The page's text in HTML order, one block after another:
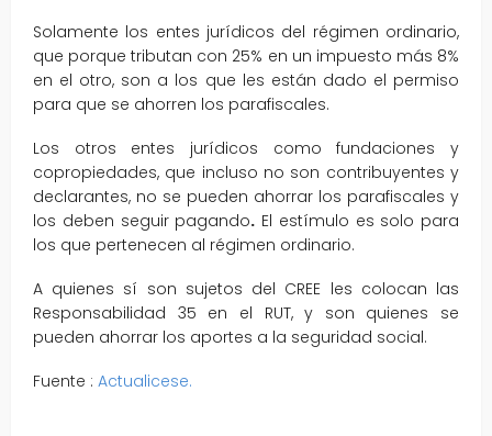
Solamente los entes jurídicos del régimen ordinario,
que porque tributan con 25% en un impuesto más 8%
en el otro, son a los que les están dado el permiso
para que se ahorren los parafiscales.
Los otros entes jurídicos como fundaciones y
copropiedades, que incluso no son contribuyentes y
declarantes, no se pueden ahorrar los parafiscales y
los deben seguir pagando. El estímulo es solo para
los que pertenecen al régimen ordinario.
A quienes sí son sujetos del CREE les colocan las
Responsabilidad 35 en el RUT, y son quienes se
pueden ahorrar los aportes a la seguridad social.
Fuente : Actualicese.